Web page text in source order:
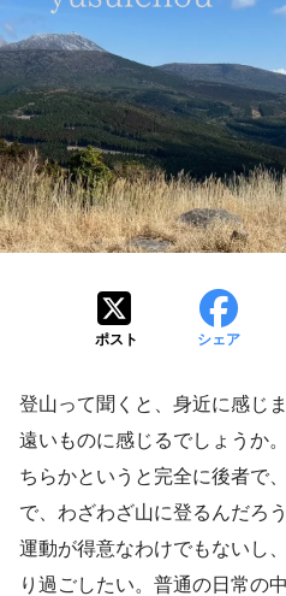
ポスト シェア
登山って聞くと、身近に感じ
遠いものに感じるでしょうか
ちらかというと完全に後者で
で、わざわざ山に登るんだろ
運動が得意なわけでもないし
り過ごしたい。普通の日常の